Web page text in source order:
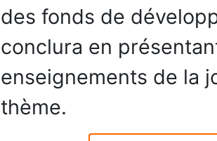
des fonds de
conclura en
enseignements de la
thème.